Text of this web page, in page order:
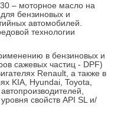
– моторное масло на
бензиновых и
автомобилей.
технологии
в бензиновых и
сажевых частиц - DPF)
Renault, а также в
KIA, Hyundai, Toyota,
свойств API SL и/